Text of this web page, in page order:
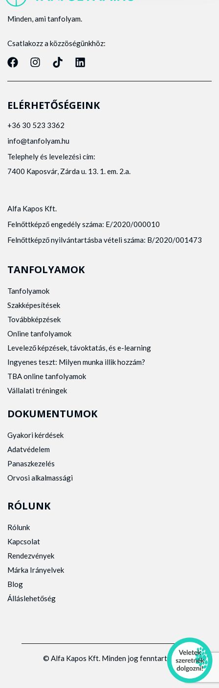
Minden, ami tanfolyam.
Csatlakozz a közzöségünkhöz:
ELÉRHETŐSÉGEINK
+36 30 523 3362
info@tanfolyam.hu
Telephely és levelezési cím:
7400 Kaposvár, Zárda u. 13. 1. em. 2.a.
Alfa Kapos Kft.
Felnőttképző engedély száma: E/2020/000010
Felnőttképző nyilvántartásba vételi száma: B/2020/001473
TANFOLYAMOK
Tanfolyamok
Szakképesítések
Továbbképzések
Online tanfolyamok
Levelező képzések, távoktatás, és e-learning
Ingyenes teszt: Milyen munka illik hozzám?
TBA online tanfolyamok
Vállalati tréningek
DOKUMENTUMOK
Gyakori kérdések
Adatvédelem
Panaszkezelés
Orvosi alkalmassági
RÓLUNK
Rólunk
Kapcsolat
Rendezvények
Márka Irányelvek
Blog
Álláslehetőség
© Alfa Kapos Kft. Minden jog fenntartva.